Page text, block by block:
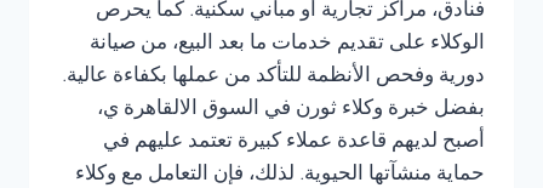
فنادق، مراكز تجارية أو مباني سكنية. كما يحرص
الوكلاء على تقديم خدمات ما بعد البيع، من صيانة
دورية وفحص الأنظمة للتأكد من عملها بكفاءة عالية.
بفضل خبرة وكلاء ثورن في السوق الالقاهرة ي،
أصبح لديهم قاعدة عملاء كبيرة تعتمد عليهم في
حماية منشآتها الحيوية. لذلك، فإن التعامل مع وكلاء